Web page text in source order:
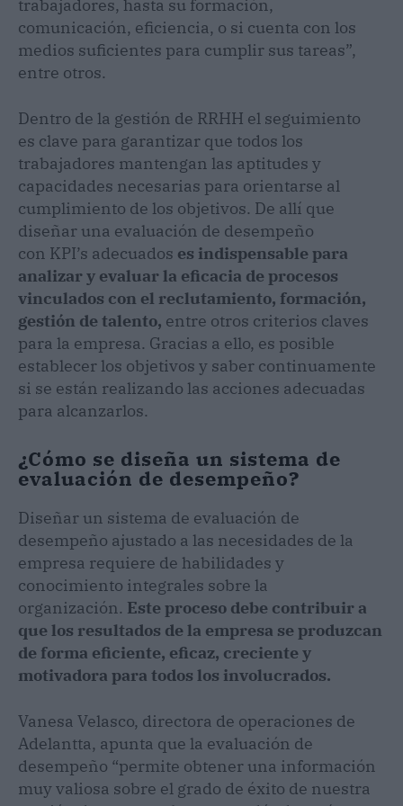
trabajadores, hasta su formación,
comunicación, eficiencia, o si cuenta con los
medios suficientes para cumplir sus tareas”,
entre otros.
Dentro de la gestión de RRHH el seguimiento
es clave para garantizar que todos los
trabajadores mantengan las aptitudes y
capacidades necesarias para orientarse al
cumplimiento de los objetivos. De allí que
diseñar una evaluación de desempeño
con KPI’s adecuados es indispensable para
analizar y evaluar la eficacia de procesos
vinculados con el reclutamiento, formación,
gestión de talento, entre otros criterios claves
para la empresa. Gracias a ello, es posible
establecer los objetivos y saber continuamente
si se están realizando las acciones adecuadas
para alcanzarlos.
¿Cómo se diseña un sistema de
evaluación de desempeño?
Diseñar un sistema de evaluación de
desempeño ajustado a las necesidades de la
empresa requiere de habilidades y
conocimiento integrales sobre la
organización. Este proceso debe contribuir a
que los resultados de la empresa se produzcan
de forma eficiente, eficaz, creciente y
motivadora para todos los involucrados.
Vanesa Velasco, directora de operaciones de
Adelantta, apunta que la evaluación de
desempeño “permite obtener una información
muy valiosa sobre el grado de éxito de nuestra